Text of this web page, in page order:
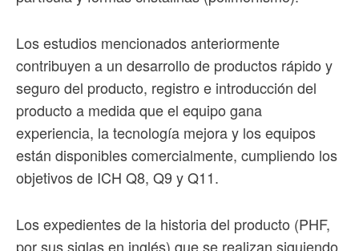
Los estudios mencionados anteriormente
contribuyen a un desarrollo de productos rápido y
seguro del producto, registro e introducción del
producto a medida que el equipo gana
experiencia, la tecnología mejora y los equipos
están disponibles comercialmente, cumpliendo los
objetivos de ICH Q8, Q9 y Q11.
Los expedientes de la historia del producto (PHF,
por sus siglas en inglés) que se realizan siguiendo